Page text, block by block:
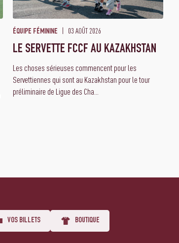
ÉQUIPE FÉMININE 03 AOÛT 2026
LE SERVETTE FCCF AU KAZAKHSTAN
Les choses sérieuses commencent pour les
Servettiennes qui sont au Kazakhstan pour le tour
préliminaire de Ligue des Cha...
VOS BILLETS BOUTIQUE